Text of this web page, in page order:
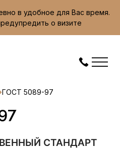
в удобное для Вас время.
о визите
ГОСТ 5089-97
СТАНДАРТ